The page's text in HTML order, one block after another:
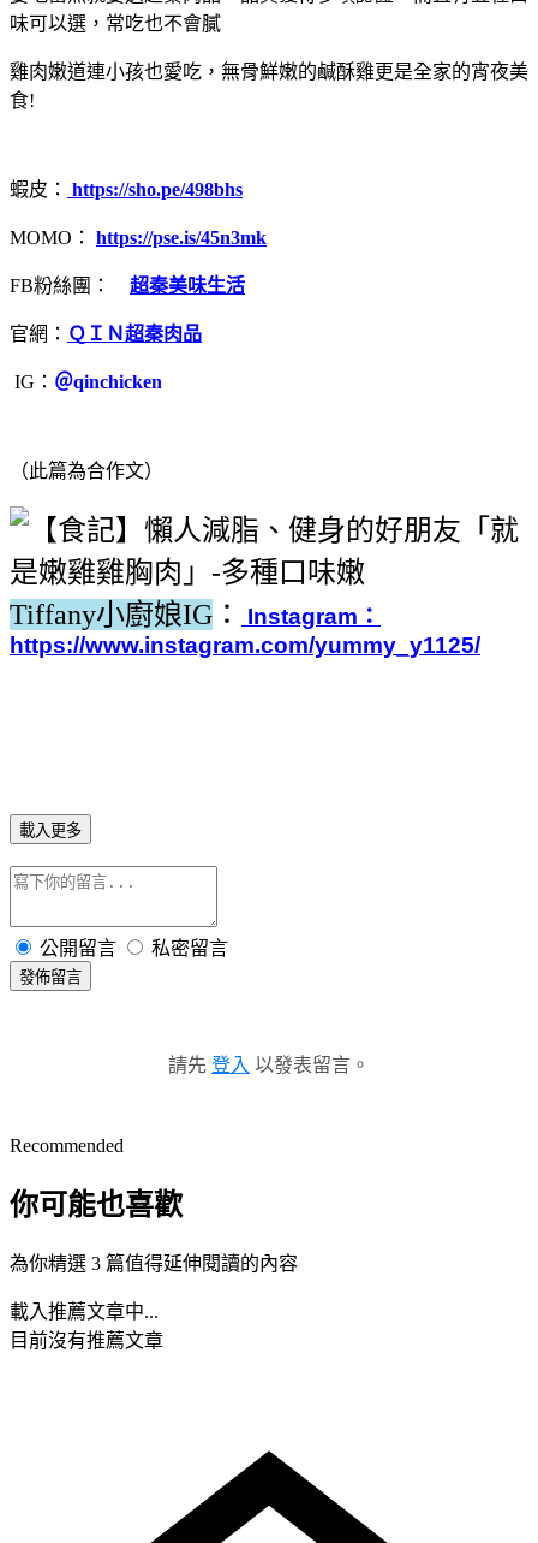
味可以選，常吃也不會膩
雞肉嫩道連小孩也愛吃，無骨鮮嫩的鹹酥雞更是全家的宵夜美
食!
蝦皮： https://sho.pe/498bhs
MOMO： https://pse.is/45n3mk
FB粉絲團： 超秦美味生活
官網： ＱＩＮ超秦肉品
IG： ＠qinchicken
（此篇為合作文）
Tiffany小廚娘IG ：
Instagram：
https://www.instagram.com/yummy_y1125/
載入更多
公開留言 私密留言
發佈留言
請先 登入 以發表留言。
Recommended
你可能也喜歡
為你精選 3 篇值得延伸閱讀的內容
載入推薦文章中...
目前沒有推薦文章